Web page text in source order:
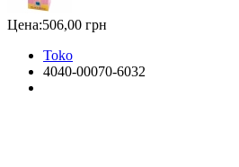
Цена:506,00 грн
Toko
4040-00070-6032